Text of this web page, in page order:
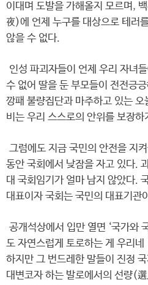
이대며 도발을 가해올지 모르며,
夜)에 언제 누구를 대상으로 테러
않을 수 없다.
인성 파괴자들이 언제 우리 자녀
수 없어 딸을 둔 부모들이 전전긍
깡패 불량집단과 마주하고 있는
비는 우리 스스로의 안위를 보장
그럼에도 지금 국민의 안전을 지
동안 국회에서 낮잠을 자고 있다.
대 국회임기가 얼마 남지 않았다.
대표이자 국회는 국민의 대표기관
공개석상에서 입만 열면 ‘국가와
도 자연스럽게 토로하는 게 우리네
하지만 그 번드레한 말들이 진정
대변코자 하는 발로에서의 선량(